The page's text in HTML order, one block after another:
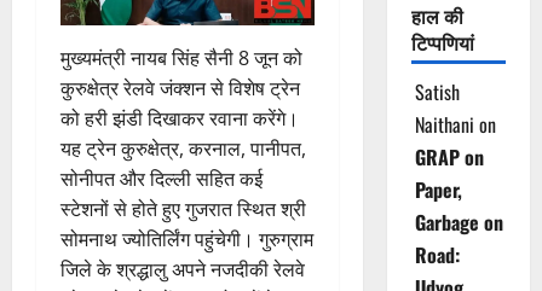
मुख्यमंत्री नायब सिंह सैनी 8 जून को
कुरुक्षेत्र रेलवे जंक्शन से विशेष ट्रेन
को हरी झंडी दिखाकर रवाना करेंगे।
यह ट्रेन कुरुक्षेत्र, करनाल, पानीपत,
सोनीपत और दिल्ली सहित कई
स्टेशनों से होते हुए गुजरात स्थित श्री
सोमनाथ ज्योतिर्लिंग पहुंचेगी। गुरुग्राम
जिले के श्रद्धालु अपने नजदीकी रेलवे
हाल की
टिप्पणियां
Satish
Naithani on
GRAP on
Paper,
Garbage on
Road: